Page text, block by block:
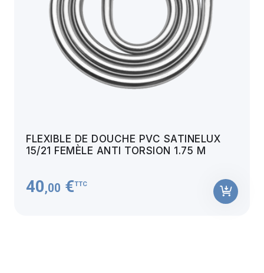
FLEXIBLE DE DOUCHE PVC SATINELUX
15/21 FEMÈLE ANTI TORSION 1.75 M
40,00 €TTC